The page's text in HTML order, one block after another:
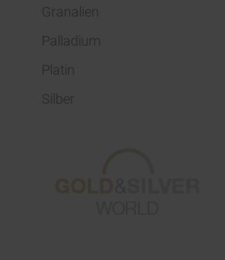
Granalien
Palladium
Platin
Silber